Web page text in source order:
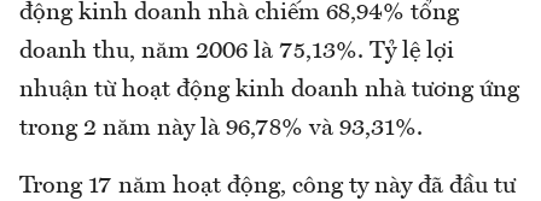
động kinh doanh nhà chiếm 68,94% tổng
doanh thu, năm 2006 là 75,13%. Tỷ lệ lợi
nhuận từ hoạt động kinh doanh nhà tương ứng
trong 2 năm này là 96,78% và 93,31%.
Trong 17 năm hoạt động, công ty này đã đầu tư